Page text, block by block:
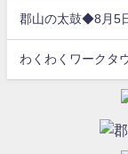
郡山の太鼓◆8月5
わくわくワークタ